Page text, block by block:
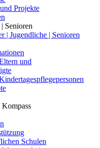
Projekte
Senioren
| Jugendliche | Senioren
und
Kompass
Schulen